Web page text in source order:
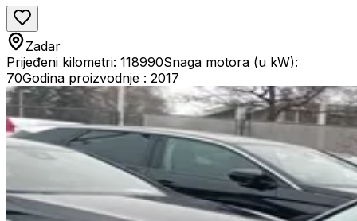
Zadar
Prijeđeni kilometri: 118990Snaga motora (u kW):
70Godina proizvodnje : 2017